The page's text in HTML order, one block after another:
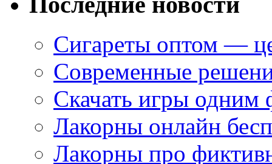
Сигареты оптом —
Современные
Скачать игры одним
Лакорны онлайн
Лакорны про